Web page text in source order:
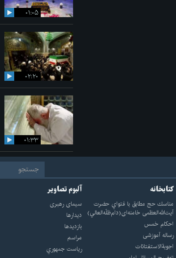
۰۱:۰۵
۰۲:۲۰
۰۱:۳۳
کتابخانه
مناسك حج مطابق با فتواي حضرت
آيت‌الله‌العظمى خامنه‌اى(دام‌ظلّه‌العالي)
احکام خمس
رساله آموزشی
اجوبة‌الاستفتائات
آلبوم تصاویر
سيماى رهبرى
ديدارها
بازديدها
مراسم
رياست جمهوري